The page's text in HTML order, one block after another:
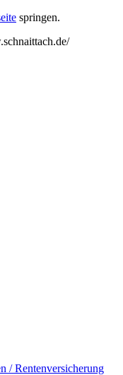
springen.
/ Rentenversicherung